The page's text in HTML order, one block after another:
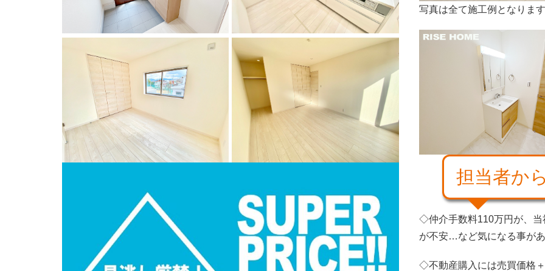
写真は全て施工例となります
担当者か
◇仲介手数料110万円が、当
が不安…など気になる事が
◇不動産購入には売買価格